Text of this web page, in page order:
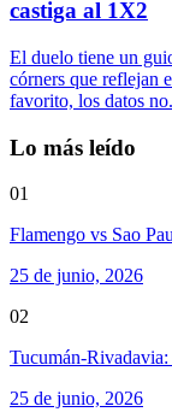
castiga al 1X2
El duelo tiene un
córners que reflejan
favorito, los datos no.
Lo más leído
01
Flamengo vs Sao
25 de junio, 2026
02
Tucumán-
25 de junio, 2026